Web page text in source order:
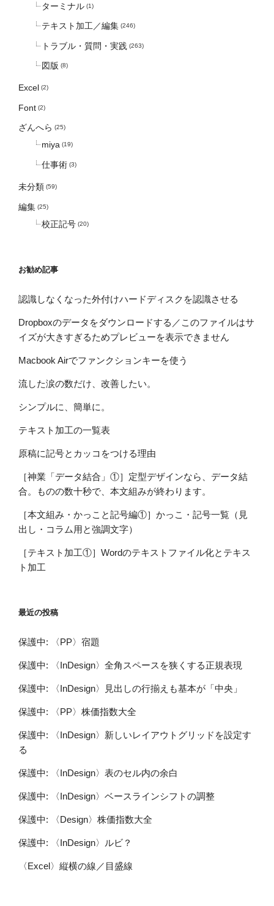
ターミナル (1)
テキスト加工／編集 (246)
トラブル・質問・実践 (263)
図版 (8)
Excel (2)
Font (2)
ざんへら (25)
miya (19)
仕事術 (3)
未分類 (59)
編集 (25)
校正記号 (20)
お勧め記事
認識しなくなった外付けハードディスクを認識させる
Dropboxのデータをダウンロードする／このファイルはサ
イズが大きすぎるためプレビューを表示できません
Macbook Airでファンクションキーを使う
流した涙の数だけ、改善したい。
シンプルに、簡単に。
テキスト加工の一覧表
原稿に記号とカッコをつける理由
［神業「データ結合」①］定型デザインなら、データ結
合。ものの数十秒で、本文組みが終わります。
［本文組み・かっこと記号編①］かっこ・記号一覧（見
出し・コラム用と強調文字）
［テキスト加工①］Wordのテキストファイル化とテキス
ト加工
最近の投稿
保護中: 〈PP〉宿題
保護中: 〈InDesign〉全角スペースを狭くする正規表現
保護中: 〈InDesign〉見出しの行揃えも基本が「中央」
保護中: 〈PP〉株価指数大全
保護中: 〈InDesign〉新しいレイアウトグリッドを設定す
る
保護中: 〈InDesign〉表のセル内の余白
保護中: 〈InDesign〉ベースラインシフトの調整
保護中: 〈Design〉株価指数大全
保護中: 〈InDesign〉ルビ？
〈Excel〉縦横の線／目盛線